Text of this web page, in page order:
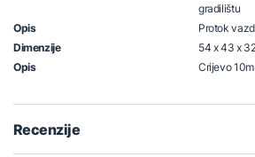
gradilištu
Opis
Protok
Dimenzije
54 x 43 x
Opis
Crijevo 10m
Recenzije